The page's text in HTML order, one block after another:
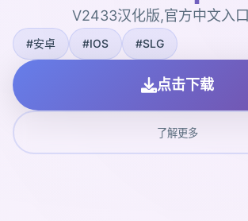
V2433汉化版,官方中文入口
#安卓 #IOS #SLG
点击下载
了解更多